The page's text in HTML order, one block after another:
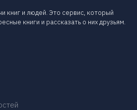
книг и людей. Это сервис, который
книги и рассказать о них друзьям.